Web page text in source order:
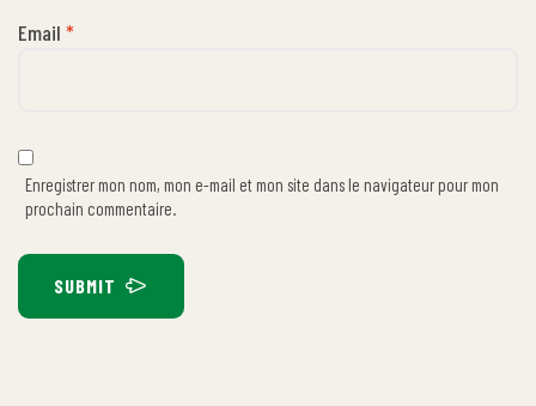
Email *
Enregistrer mon nom, mon e-mail et mon site dans le navigateur pour mon
prochain commentaire.
SUBMIT